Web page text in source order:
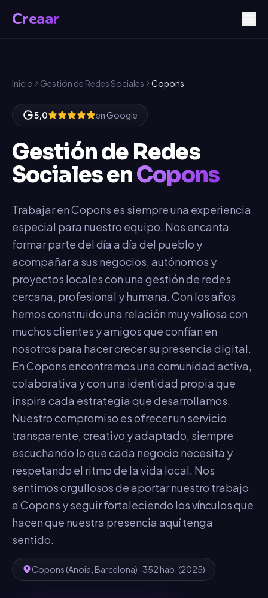
Creaar
Inicio Gestión de Redes Sociales Copons
5,0 en Google
Gestión de Redes
SocialesenCopons
Trabajar en Copons es siempre una experiencia
especial para nuestro equipo. Nos encanta
formar parte del día a día del pueblo y
acompañar a sus negocios, autónomos y
proyectos locales con una gestión de redes
cercana, profesional y humana. Con los años
hemos construido una relación muy valiosa con
muchos clientes y amigos que confían en
nosotros para hacer crecer su presencia digital.
En Copons encontramos una comunidad activa,
colaborativa y con una identidad propia que
inspira cada estrategia que desarrollamos.
Nuestro compromiso es ofrecer un servicio
transparente, creativo y adaptado, siempre
escuchando lo que cada negocio necesita y
respetando el ritmo de la vida local. Nos
sentimos orgullosos de aportar nuestro trabajo
a Copons y seguir fortaleciendo los vínculos que
hacen que nuestra presencia aquí tenga
sentido.
Copons (Anoia Barcelona) ·352hab. (2025)